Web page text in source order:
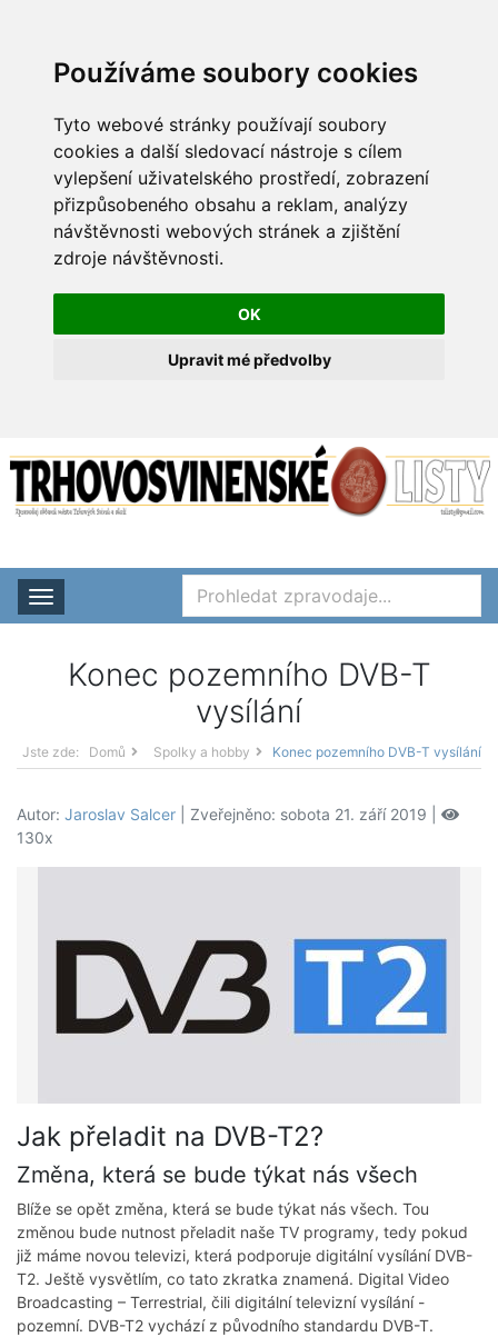
Používáme soubory cookies
Tyto webové stránky používají soubory
cookies a další sledovací nástroje s cílem
vylepšení uživatelského prostředí, zobrazení
přizpůsobeného obsahu a reklam, analýzy
návštěvnosti webových stránek a zjištění
zdroje návštěvnosti.
OK
Upravit mé předvolby
Rozbalit nabídku
Konec pozemního DVB-T
vysílání
Jste zde: Domů Spolky a hobby Konec pozemního DVB-T vysílání
Autor: Jaroslav Salcer | Zveřejněno: sobota 21. září 2019 |
130x
Jak přeladit na DVB-T2?
Změna, která se bude týkat nás všech
Blíže se opět změna, která se bude týkat nás všech. Tou
změnou bude nutnost přeladit naše TV programy, tedy pokud
již máme novou televizi, která podporuje digitální vysílání DVB-
T2. Ještě vysvětlím, co tato zkratka znamená. Digital Video
Broadcasting – Terrestrial, čili digitální televizní vysílání -
pozemní. DVB-T2 vychází z původního standardu DVB-T.